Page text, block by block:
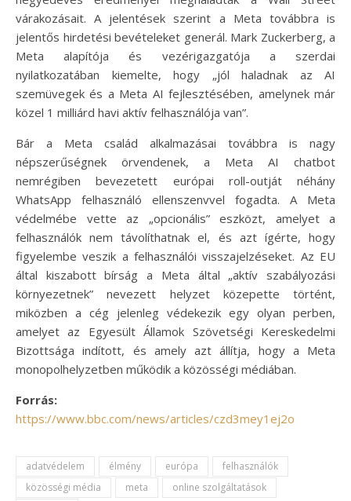
várakozásait. A jelentések szerint a Meta továbbra is
jelentős hirdetési bevételeket generál. Mark Zuckerberg, a
Meta alapítója és vezérigazgatója a szerdai
nyilatkozatában kiemelte, hogy „jól haladnak az AI
szemüvegek és a Meta AI fejlesztésében, amelynek már
közel 1 milliárd havi aktív felhasználója van”.
Bár a Meta család alkalmazásai továbbra is nagy
népszerűségnek örvendenek, a Meta AI chatbot
nemrégiben bevezetett európai roll-outját néhány
WhatsApp felhasználó ellenszenvvel fogadta. A Meta
védelmébe vette az „opcionális” eszközt, amelyet a
felhasználók nem távolíthatnak el, és azt ígérte, hogy
figyelembe veszik a felhasználói visszajelzéseket. Az EU
által kiszabott bírság a Meta által „aktív szabályozási
környezetnek” nevezett helyzet közepette történt,
miközben a cég jelenleg védekezik egy olyan perben,
amelyet az Egyesült Államok Szövetségi Kereskedelmi
Bizottsága indított, és amely azt állítja, hogy a Meta
monopolhelyzetben működik a közösségi médiában.
Forrás:
https://www.bbc.com/news/articles/czd3mey1ej2o
adatvédelem élmény európa
felhasználók
közösségi média
meta
online szolgáltatások